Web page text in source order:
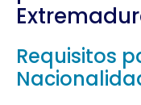
Requisitos